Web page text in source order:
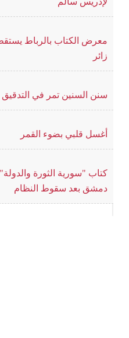
معرض الكتاب بالرباط
زائر
سنن السنين تمر في التدقيق
أغسل قلبي بضوء القمر
كتاب "سورية الثورة
دمشق بعد سقوط النظام